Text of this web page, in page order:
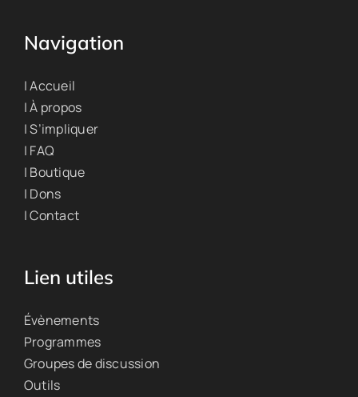
Navigation
| Accueil
| À propos
| S’impliquer
| FAQ
| Boutique
| Dons
| Contact
Lien utiles
Évènements
Programmes
Groupes de discussion
Outils